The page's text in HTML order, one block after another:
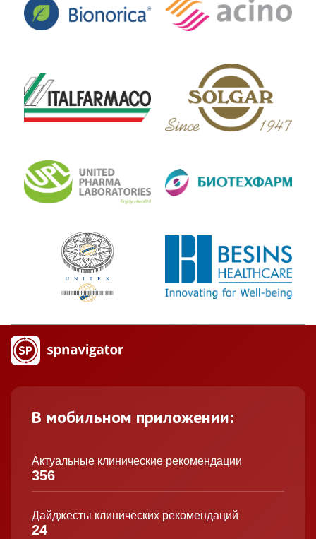
В мобильном приложении:
Актуальные клинические рекомендации
356
Дайджесты клинических рекомендаций
24